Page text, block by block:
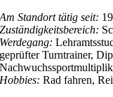
Am Standort tätig seit:
Zuständigkeitsbereich:
Werdegang:
geprüfter Turntrainer,
Hobbies: Rad fahren,